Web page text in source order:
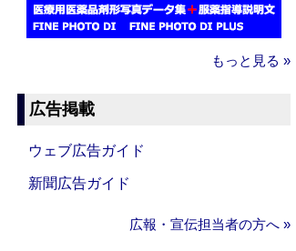
もっと見る »
広告掲載
ウェブ広告ガイド
新聞広告ガイド
広報・宣伝担当者の方へ »